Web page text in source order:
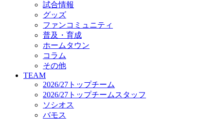
ホームゲーム運営管理規定
Jリーグ運営管理規定
写真・動画使用ガイドライン
ロートフィールド奈良
SCHEDULE
2026/27
練習見学時のファンサービスについて
TICKET
奈良クラブ明治安田J3リーグ2026/27シーズン試
合観戦チケット
奈良クラブ明治安田Ｊ3リーグ 2026/27シーズン
「鹿パス」
試合情報
グッズ
ファンコミュニティ
普及・育成
ホームタウン
コラム
その他
TEAM
2026/27トップチーム
2026/27トップチームスタッフ
ソシオス
バモス